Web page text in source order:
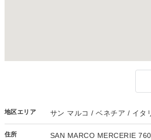
地区エリア サン マルコ / ベネチア / イタ
住所 SAN MARCO MERCERIE